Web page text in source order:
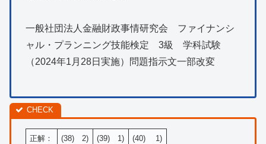
一般社団法人金融財政事情研究会 ファイナンシ
ャル・プランニング技能検定 3級 学科試験
（2024年1月28日実施）問題指示文一部改変
正解： (38) 2) (39) 1) (40) 1)